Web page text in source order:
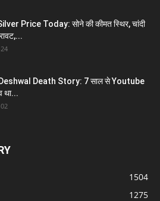
Price Today: सोने की कीमत स्थिर, चांदी
Death Story: 7 साल से Youtube
था...
1504
1275